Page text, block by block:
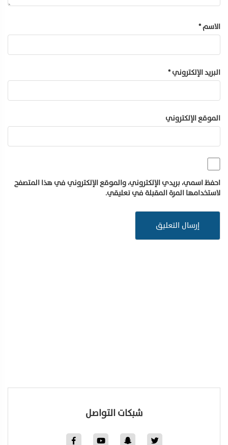
الاسم*
البريد الإلكتروني*
الموقع الإلكتروني
احفظ اسمي، بريدي الإلكتروني، والموقع الإلكتروني في هذا المتصفح
لاستخدامها المرة المقبلة في تعليقي.
شبكات التواصل